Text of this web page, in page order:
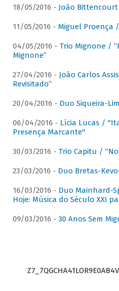
18/05/2016 - João
11/05/2016 - Miguel Proença
04/05/2016 - Trio Mignone /
Mignone”
27/04/2016 - João Carlos
Revisitado”
20/04/2016 - Duo Siqueira-
06/04/2016 - Lícia Lucas /
Presença Marcante"
30/03/2016 - Trio Capitu /
23/03/2016 - Duo Bretas-
16/03/2016 - Duo Mainhard-
Hoje: Música do Século XXI
09/03/2016 - 30 Anos Sem